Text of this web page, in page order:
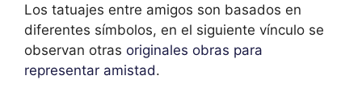
Los tatuajes entre amigos son basados en
diferentes símbolos, en el siguiente vínculo se
observan otras originales obras para
representar amistad.